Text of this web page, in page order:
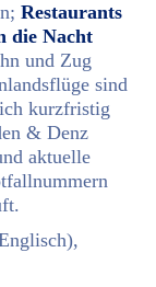
Restaurants
die Nacht
und Zug
sind
kurzfristig
& Denz
aktuelle
)